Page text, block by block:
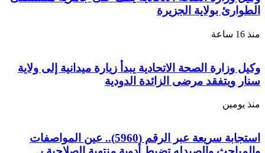
الطوارئ بولاية الجزيرة
منذ 16 ساعة
وكيل وزارة الصحة الاتحادية يبدأ زيارة ميدانية إلى ولاية
سنار ويتفقد مرضى الزائدة الدودية
منذ يومين
استجابة سريعة عبر الرقم (5960).. عين المواصفات